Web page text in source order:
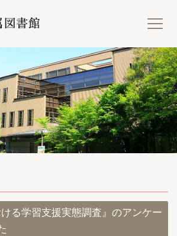
熊
ける学習支援実態調査』のアンケー